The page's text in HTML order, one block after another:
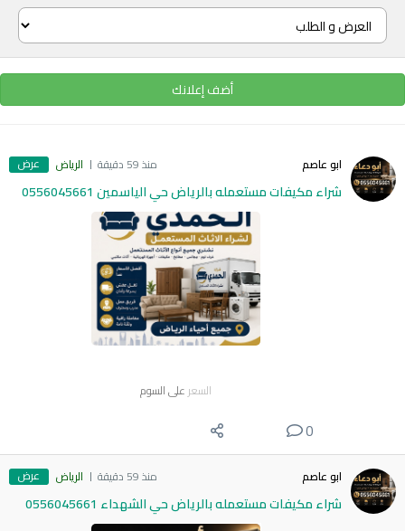
أضف إعلانك
ابو عاصم منذ 59 دقيقة الرياض عرض
شراء مكيفات مستعمله بالرياض حي الياسمين 0556045661
السعر على السوم
0
ابو عاصم منذ 59 دقيقة الرياض عرض
شراء مكيفات مستعمله بالرياض حي الشهداء 0556045661